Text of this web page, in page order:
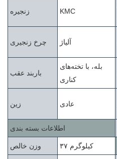
زنجیره KMC
چرخ زنجیری آلیاژ
باربند عقب
بله، با تخته‌های
کناری
زین عادی
اطلاعات بسته بندی
وزن خالص ۳۷ کیلوگرم